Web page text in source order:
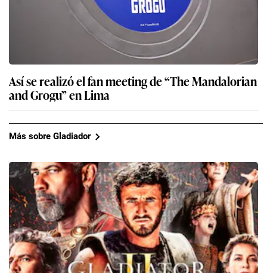
Así se realizó el fan meeting de “The Mandalorian
and Grogu” en Lima
Más sobre Gladiador